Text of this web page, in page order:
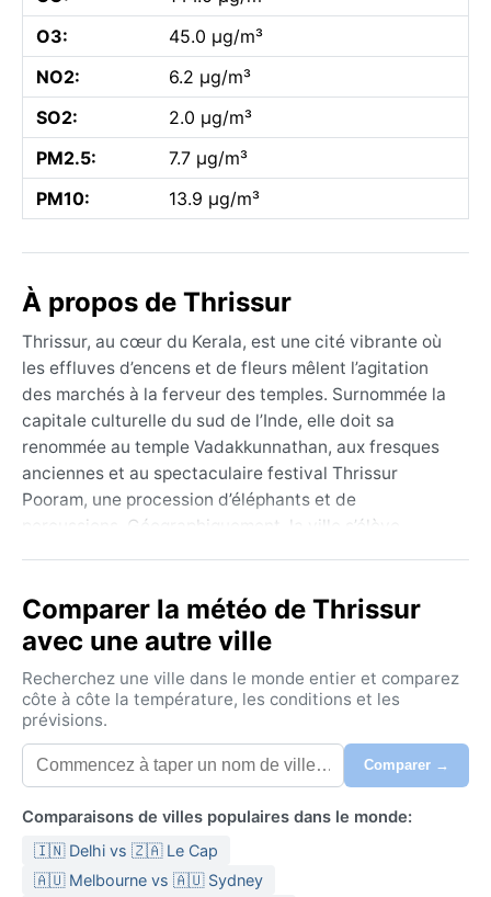
O3:
45.0 µg/m³
NO2:
6.2 µg/m³
SO2:
2.0 µg/m³
PM2.5:
7.7 µg/m³
PM10:
13.9 µg/m³
À propos de Thrissur
Thrissur, au cœur du Kerala, est une cité vibrante où
les effluves d’encens et de fleurs mêlent l’agitation
des marchés à la ferveur des temples. Surnommée la
capitale culturelle du sud de l’Inde, elle doit sa
renommée au temple Vadakkunnathan, aux fresques
anciennes et au spectaculaire festival Thrissur
Pooram, une procession d’éléphants et de
percussions. Géographiquement, la ville s’élève
une soixantaine de kilomètres de la mer d’Arabie.
Le climat de Thrissur est tropical de mousson
(classification de Köppen : Am). L’été, de mars à mai,
est torride et très humide, avec des températures
frôlant les 36 °C. La mousson du sud-ouest, de juin à
septembre, déverse des pluies diluviennes – souvent
plus de 3 000 mm par an – tandis que l’hiver
L’humidité plane l’année durant. Pour s’y aventurer, il
faut prévoir des vêtements en coton léger, un
parapluie robuste et, durant la mousson, des
Comparer la météo de Thrissur
avec une autre ville
Recherchez une ville dans le monde entier et comparez
côte à côte la température, les conditions et les
prévisions.
Comparer →
Comparaisons de villes populaires dans le monde:
🇮🇳 Delhi vs 🇿🇦 Le Cap
🇦🇺 Melbourne vs 🇦🇺 Sydney